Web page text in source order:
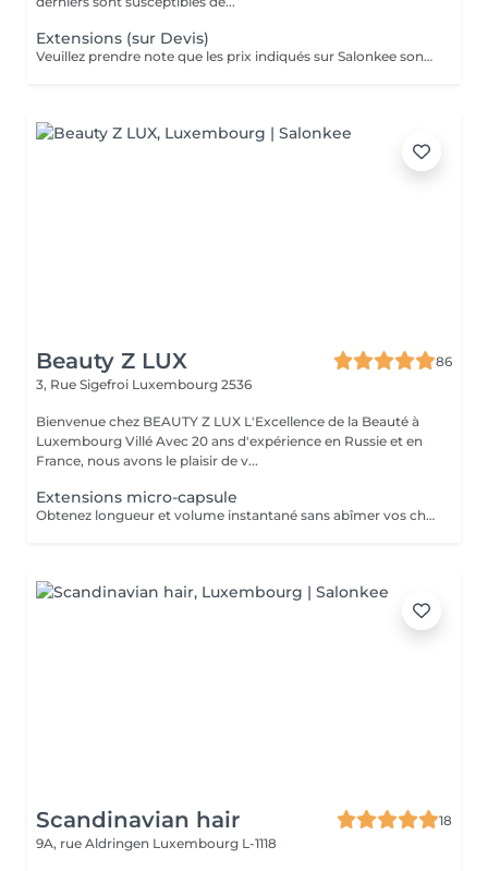
Extensions (sur Devis)
Veuillez prendre note que les prix indiqués sur Salonkee sont communiqués à titre informatif et s'entendent de base. Ces derniers sont susceptibles de varier selon le diagnostic réalisé à votre arrivée au salon et l'expertise du professionnel à qui vous confiez votre beauté. Dans tous les cas, un devis précis vous sera proposé et toutes réalisations de prestations seront effectuées avec votre accord.
Beauty Z LUX
86
3, Rue Sigefroi Luxembourg 2536
Bienvenue chez BEAUTY Z LUX L'Excellence de la Beauté à
Luxembourg Villé Avec 20 ans d'expérience en Russie et en
France, nous avons le plaisir de v...
Extensions micro-capsule
Obtenez longueur et volume instantané sans abîmer vos cheveux !
Scandinavian hair
18
9A, rue Aldringen Luxembourg L-1118